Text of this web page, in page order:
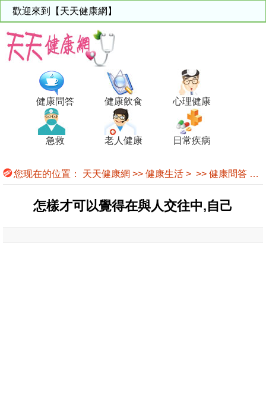
歡迎來到【天天健康網】
健康問答 健康飲食 心理健康
急救 老人健康 日常疾病
您现在的位置： 天天健康網 >> 健康生活 > >> 健康問答
怎樣才可以覺得在與人交往中,自己